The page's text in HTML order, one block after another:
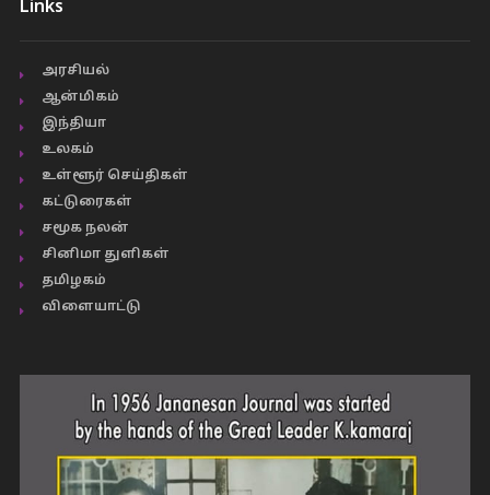
Links
அரசியல்
ஆன்மிகம்
இந்தியா
உலகம்
உள்ளூர் செய்திகள்
கட்டுரைகள்
சமூக நலன்
சினிமா துளிகள்
தமிழகம்
விளையாட்டு